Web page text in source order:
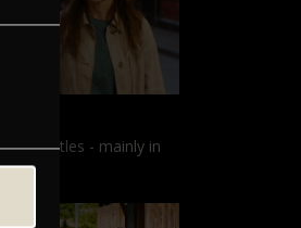
subtitles - mainly in